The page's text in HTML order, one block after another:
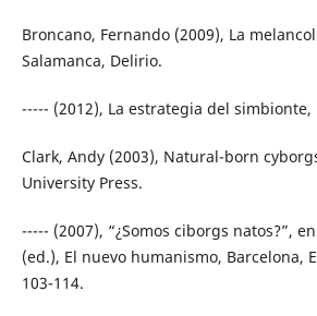
Broncano, Fernando (2009), La
Salamanca, Delirio.
----- (2012), La estrategia del simbionte,
Clark, Andy (2003), Natural-born
University Press.
----- (2007), “¿Somos ciborgs natos?”,
(ed.), El nuevo humanismo, Barcelona,
103-114.